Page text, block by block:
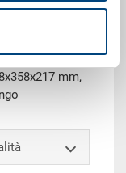
nero,
mm,